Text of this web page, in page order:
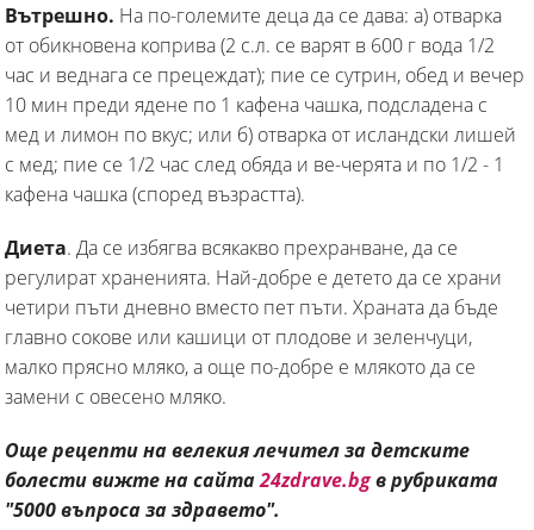
Вътрешно. На по-големите деца да се дава: а) отварка
от обикновена коприва (2 с.л. се варят в 600 г вода 1/2
час и веднага се прецеждат); пие се сутрин, обед и вечер
10 мин преди ядене по 1 кафена чашка, подсладена с
мед и лимон по вкус; или б) отварка от исландски лишей
с мед; пие се 1/2 час след обяда и ве-черята и по 1/2 - 1
кафена чашка (според възрастта).
Диета. Да се избягва всякакво прехранване, да се
регулират храненията. Най-добре е детето да се храни
четири пъти дневно вместо пет пъти. Храната да бъде
главно сокове или кашици от плодове и зеленчуци,
малко прясно мляко, а още по-добре е млякото да се
замени с овесено мляко.
Още рецепти на велекия лечител за детските
болести вижте на сайта24zdrave.bgв рубриката
"5000 въпроса за здравето".